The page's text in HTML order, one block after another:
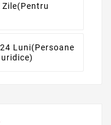
Zile(pentru
Luni(persoane